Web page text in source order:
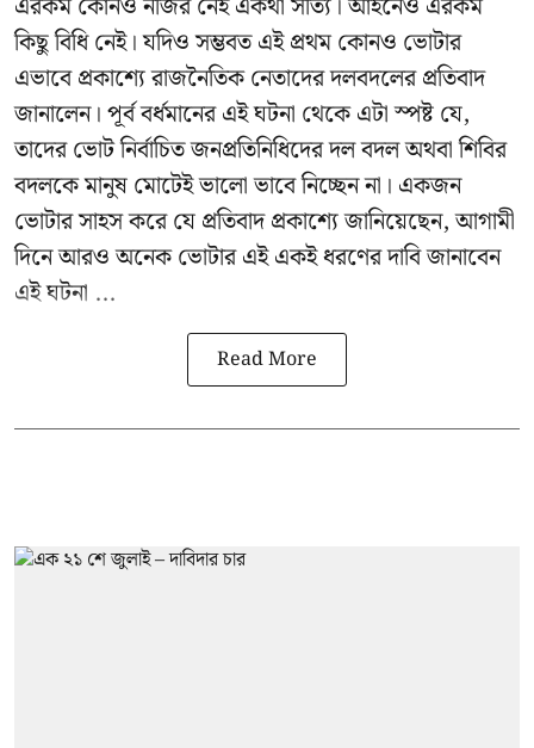
কিছু বিধি নেই। যদিও সম্ভবত এই প্রথম কোনও ভোটার
এভাবে প্রকাশ্যে রাজনৈতিক নেতাদের দলবদলের প্রতিবাদ
জানালেন। পূর্ব বর্ধমানের এই ঘটনা থেকে এটা স্পষ্ট যে,
তাদের ভোট নির্বাচিত জনপ্রতিনিধিদের দল বদল অথবা শিবির
বদলকে মানুষ মোটেই ভালো ভাবে নিচ্ছেন না। একজন
ভোটার সাহস করে যে প্রতিবাদ প্রকাশ্যে জানিয়েছেন, আগামী
দিনে আরও অনেক ভোটার এই একই ধরণের দাবি জানাবেন
এই ঘটনা ...
Read More